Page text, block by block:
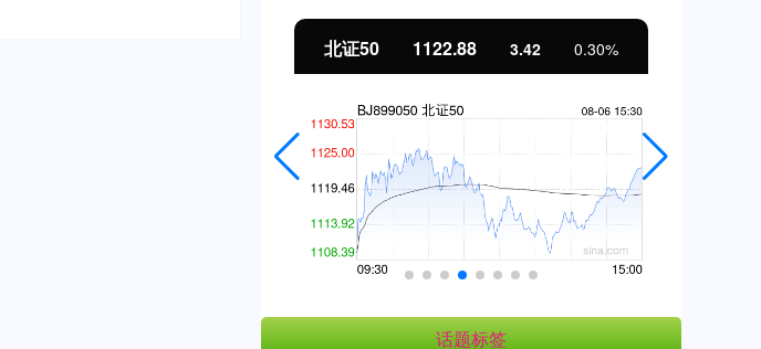
北证50 1122.88 3.42 0.30%
话题标签